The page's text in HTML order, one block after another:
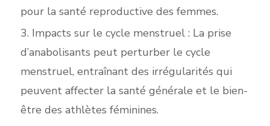
pour la santé reproductive des femmes.
Impacts sur le cycle menstruel : La prise
d’anabolisants peut perturber le cycle
menstruel, entraînant des irrégularités qui
peuvent affecter la santé générale et le bien-
être des athlètes féminines.